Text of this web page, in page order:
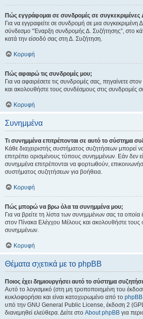
Πώς εγγράφομαι σε συνδρομές σε συγκεκριμένες
Για να εγγραφείτε σε συνδρομή σε μια
σύνδεσμο “Έναρξη συνδρομής Δ. Συζήτησης”, στο
κατά την είσοδό σας στη Δ. Συζήτηση.
Κορυφή
Πώς αφαιρώ τις συνδρομές μου;
Για να αφαιρέσετε τις συνδρομές σας, πηγαίνετε
και ακολουθήστε τους συνδέσμους στις συνδρομές
Κορυφή
Συνημμένα
Τι συνημμένα επιτρέπονται σε αυτό το σύστημα
Κάθε διαχειριστής συστήματος συζητήσεων μπορεί
επιτρέπει ορισμένους τύπους συνημμένων. Εάν δεν
συνημμένα επιτρέπονται να φορτωθούν,
συστήματος συζητήσεων για βοήθεια.
Κορυφή
Πώς μπορώ να βρω όλα τα συνημμένα μου;
Για να βρείτε τη λίστα των συνημμένων σας τα οποία
στον Πίνακα Ελέγχου Μέλους και ακολουθήστε τους
συνημμένων.
Κορυφή
Θέματα σχετικά με το phpBB
Ποιος έχει δημιουργήσει αυτό το σύστημα
Αυτό το λογισμικό (στη μη τροποποιημένη του
κυκλοφορήσει και είναι κατοχυρωμένο από το
υπό την GNU General Public License, έκδοση 2
διανεμηθεί ελεύθερα. Δείτε στο About phpBB για